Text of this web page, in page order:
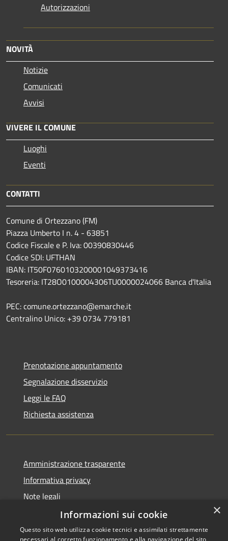
Autorizzazioni
NOVITÀ
Notizie
Comunicati
Avvisi
VIVERE IL COMUNE
Luoghi
Eventi
CONTATTI
Comune di Ortezzano (FM)
Piazza Umberto I n. 4 - 63851
Codice Fiscale e P. Iva: 00390830446
Codice SDI: UFTHAN
IBAN: IT50F0760103200001049373416
Tesoreria: IT28O0100004306TU0000024066 Banca d'Italia
PEC: comune.ortezzano@emarche.it
Centralino Unico: +39 0734 779181
Prenotazione appuntamento
Segnalazione disservizio
Leggi le FAQ
Richiesta assistenza
Amministrazione trasparente
Informativa privacy
Note legali
Dichiarazione di accessibilità
×
Informazioni sui cookie
Questo sito web utilizza cookie tecnici e assimilati strettamente
necessari al corretto funzionamento e alla navigazione del sito,